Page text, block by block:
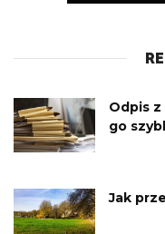
Odpis
go
Jak